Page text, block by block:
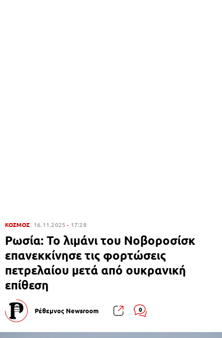
ΚΟΣΜΟΣ 16.11.2025 17:28
Ρωσία: Το λιμάνι του Νοβοροσίσκ
επανεκκίνησε τις φορτώσεις
πετρελαίου μετά από ουκρανική
επίθεση
Ρέθεμνος Newsroom 0